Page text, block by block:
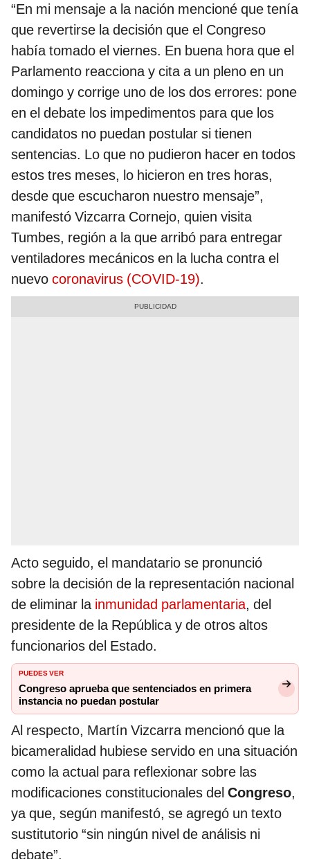
“En mi mensaje a la nación mencioné que tenía
que revertirse la decisión que el Congreso
había tomado el viernes. En buena hora que el
Parlamento reacciona y cita a un pleno en un
domingo y corrige uno de los dos errores: pone
en el debate los impedimentos para que los
candidatos no puedan postular si tienen
sentencias. Lo que no pudieron hacer en todos
estos tres meses, lo hicieron en tres horas,
desde que escucharon nuestro mensaje”,
manifestó Vizcarra Cornejo, quien visita
Tumbes, región a la que arribó para entregar
ventiladores mecánicos en la lucha contra el
nuevo coronavirus (COVID-19).
Acto seguido, el mandatario se pronunció
sobre la decisión de la representación nacional
de eliminar la inmunidad parlamentaria, del
presidente de la República y de otros altos
funcionarios del Estado.
PUEDES VER
Congreso aprueba que sentenciados en primera
instancia no puedan postular
Al respecto, Martín Vizcarra mencionó que la
bicameralidad hubiese servido en una situación
como la actual para reflexionar sobre las
modificaciones constitucionales del Congreso,
ya que, según manifestó, se agregó un texto
sustitutorio “sin ningún nivel de análisis ni
debate”.